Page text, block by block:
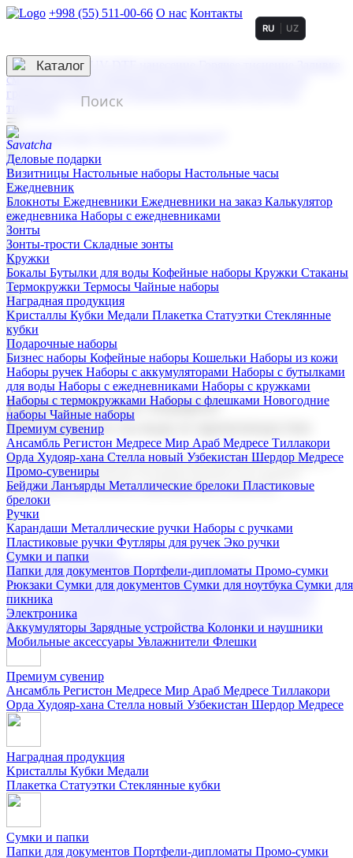
+998 (55) 511-00-66 О нас Контакты
3D гравировка
смолой (Doming)
гравировка твердая
тиснение
RU UZ
☰
Контакты
Каталог
Деловые подарки
Визитницы Настольные наборы Настольные часы
Ежедневник
Блокноты Ежедневники Ежедневники на заказ Калькулятор
ежедневника Наборы с ежедневниками
Зонты
Зонты-трости Складные зонты
Кружки
Бокалы Бутылки для воды Кофейные наборы Кружки Стаканы
Термокружки Термосы Чайные наборы
Наградная продукция
Kристаллы Кубки Медали Плакетка Статуэтки Стеклянные
кубки
Подарочные наборы
Бизнес наборы Кофейные наборы Кошельки Наборы из кожи
Наборы ручек Наборы с аккумуляторами Наборы с бутылками
для воды Наборы с ежедневниками Наборы с кружками
Наборы с термокружками Наборы с флешками Новогодние
наборы Чайные наборы
Премиум сувенир
Ансамбль Регистон Медресе Мир Араб Медресе Тиллакори
Орда Худояр-хана Стелла новый Узбекистан Шердор Медресе
Промо-сувениры
Бейджи Ланъярды Металлические брелоки Пластиковые
брелоки
Ручки
Карандаши Металлические ручки Наборы с ручками
Пластиковые ручки Футляры для ручек Эко ручки
Сумки и папки
Папки для документов Портфели-дипломаты Промо-сумки
Рюкзаки Сумки для документов Сумки для ноутбука Сумки для
пикника
Электроника
Аккумуляторы Зарядные устройства Колонки и наушники
Мобильные аксессуары Увлажнители Флешки
Корпоративные подарки
Поставка со склада и производство
Мы предлагаем широкий выбор корпоративных подарков и
сувениров с логотипом. В нашем каталоге вы найдете
продукцию для бизнеса, мероприятия и клиентов.
Подарочные наборы
Бизнес наборыКофейные наборы Кошельки
Наборы из кожиНаборы ручекНаборы с аккумуляторами
Наборы с бутылками для воды
Наборы с ежедневниками
Наборы с кружками
флешкамиНовогодние наборыЧайные наборы
Премиум сувенир
Ансамбль Регистон Медресе Мир Араб Медресе Тиллакори
Орда Худояр-хана Стелла новый Узбекистан Шердор Медресе
Наградная продукция
Kристаллы Кубки Медали
Плакетка Статуэтки Стеклянные кубки
Сумки и папки
Папки для документов Портфели-дипломаты Промо-сумки